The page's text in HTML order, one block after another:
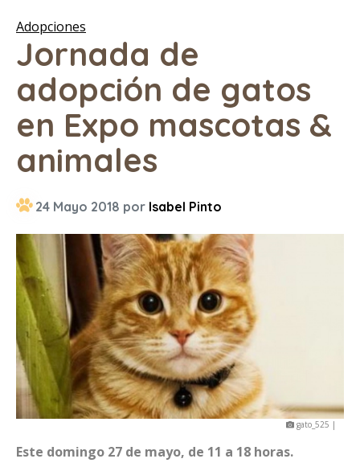
Adopciones
Jornada de
adopción de gatos
en Expo mascotas &
animales
24 Mayo 2018 por Isabel Pinto
gato_525 |
Este domingo 27 de mayo, de 11 a 18 horas.